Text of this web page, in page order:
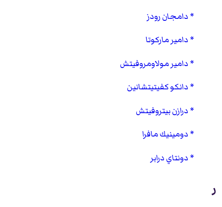
دامجان رودز
دامير ماركوتا
دامير مولاومروفيتش
دانكو كفيتيتشانين
درازن بيتروفيتش
دومينيك مافرا
دونتاي درابر
ر